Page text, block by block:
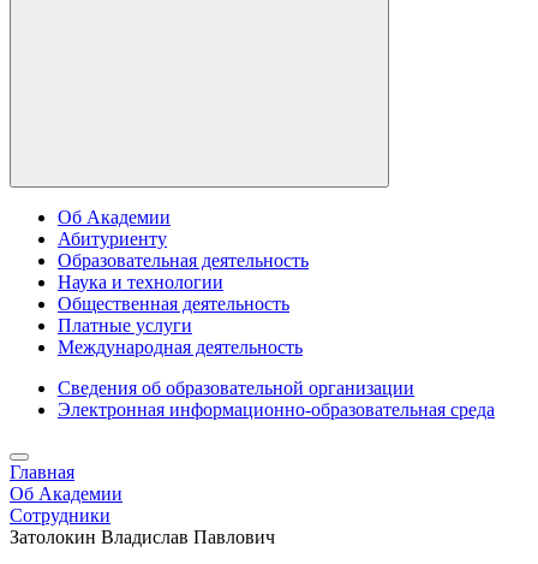
Об Академии
Абитуриенту
Образовательная деятельность
Наука и технологии
Общественная деятельность
Платные услуги
Международная деятельность
Сведения об образовательной организации
Электронная информационно-образовательная среда
Главная
Об Академии
Сотрудники
Затолокин Владислав Павлович